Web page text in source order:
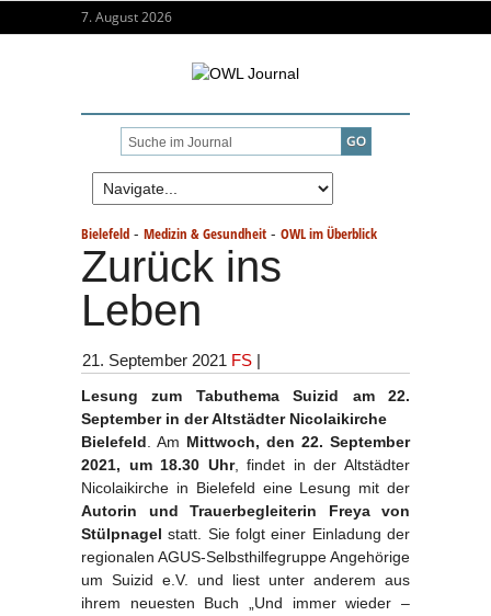
7. August 2026
Bielefeld - Medizin & Gesundheit - OWL im Überblick
Zurück ins
Leben
21. September 2021 FS |
Lesung zum Tabuthema Suizid am 22.
September in der Altstädter Nicolaikirche
Bielefeld . Am Mittwoch, den 22. September
2021, um 18.30 Uhr, findet in der Altstädter
Nicolaikirche in Bielefeld eine Lesung mit der
Autorin und Trauerbegleiterin Freya von
Stülpnagel statt. Sie folgt einer Einladung der
regionalen AGUS-Selbsthilfegruppe Angehörige
um Suizid e.V. und liest unter anderem aus
ihrem neuesten Buch „Und immer wieder –